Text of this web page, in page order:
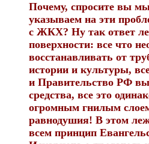
Почему, спросите вы
указываем на эти
с ЖКХ? Ну так ответ
поверхности: все что
восстанавливать от
истории и культуры,
и Правительство РФ
средства, все это
огромным гнилым
равнодушия! В этом
всем принцип